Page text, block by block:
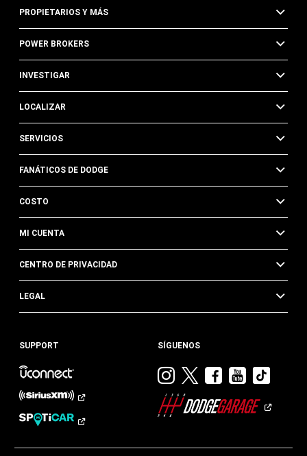
PROPIETARIOS Y MÁS
POWER BROKERS
INVESTIGAR
LOCALIZAR
SERVICIOS
FANÁTICOS DE DODGE
COSTO
MI CUENTA
CENTRO DE PRIVACIDAD
LEGAL
SUPPORT SÍGUENOS
Visitar
Dodge
en
Visitar
en
Visitar
en
Visitar
en en